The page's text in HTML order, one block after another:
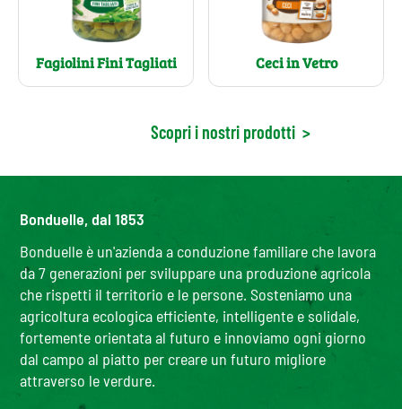
Fagiolini Fini Tagliati Ceci in Vetro
Scopri i nostri prodotti >
Bonduelle, dal 1853
Bonduelle è un'azienda a conduzione familiare che lavora
da 7 generazioni per sviluppare una produzione agricola
che rispetti il territorio e le persone. Sosteniamo una
agricoltura ecologica efficiente, intelligente e solidale,
fortemente orientata al futuro e innoviamo ogni giorno
dal campo al piatto per creare un futuro migliore
attraverso le verdure.